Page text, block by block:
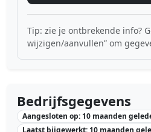
Tip: zie je ontbrekende info?
wijzigen/aanvullen” om
Bedrijfsgegevens
Aangesloten op: 10 maanden